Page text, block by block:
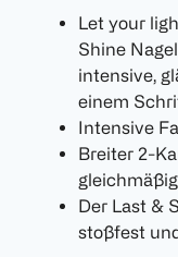
Let your
Shine
intensive,
einem
Intensive
Breiter 2-
Der Last &
stoßfest